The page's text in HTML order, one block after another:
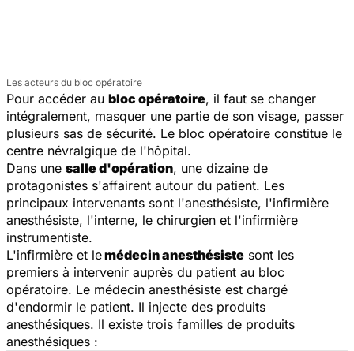
Les acteurs du bloc opératoire
Pour accéder au bloc opératoire, il faut se changer
intégralement, masquer une partie de son visage, passer
plusieurs sas de sécurité. Le bloc opératoire constitue le
centre névralgique de l'hôpital.
Dans une salle d'opération, une dizaine de
protagonistes s'affairent autour du patient. Les
principaux intervenants sont l'anesthésiste, l'infirmière
anesthésiste, l'interne, le chirurgien et l'infirmière
instrumentiste.
L'infirmière et lemédecin anesthésiste sont les
premiers à intervenir auprès du patient au bloc
opératoire. Le médecin anesthésiste est chargé
d'endormir le patient. Il injecte des produits
anesthésiques. Il existe trois familles de produits
anesthésiques :